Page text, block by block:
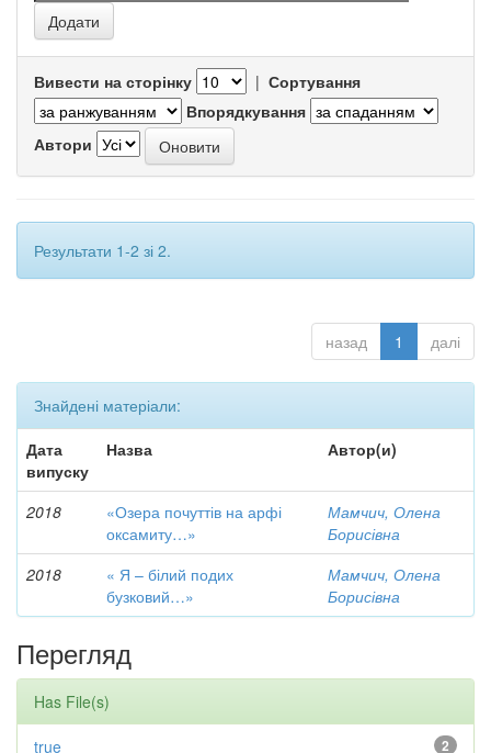
Вивести на сторінку | Сортування
Впорядкування
Автори
Результати 1-2 зі 2.
назад 1 далі
Знайдені матеріали:
Дата
випуску
Назва Автор(и)
2018
«Озера почуттів на арфі
оксамиту…»
Мамчич, Олена
Борисівна
2018
« Я – білий подих
бузковий…»
Мамчич, Олена
Борисівна
Перегляд
Has File(s)
2
true